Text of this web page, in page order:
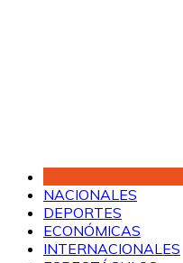
NACIONALES
DEPORTES
ECONÓMICAS
INTERNACIONALES